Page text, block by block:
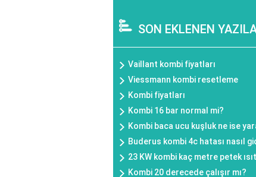
SON EKLENEN
Vaillant kombi fiyatları
Viessmann kombi resetleme
Kombi fiyatları
Kombi 16 bar normal mi?
Kombi baca ucu kuşluk ne ise
Buderus kombi 4c hatası nasıl
23 KW kombi kaç metre petek
Kombi 20 derecede çalışır mı?